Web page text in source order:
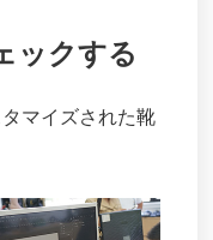
ックする
マイズされた靴